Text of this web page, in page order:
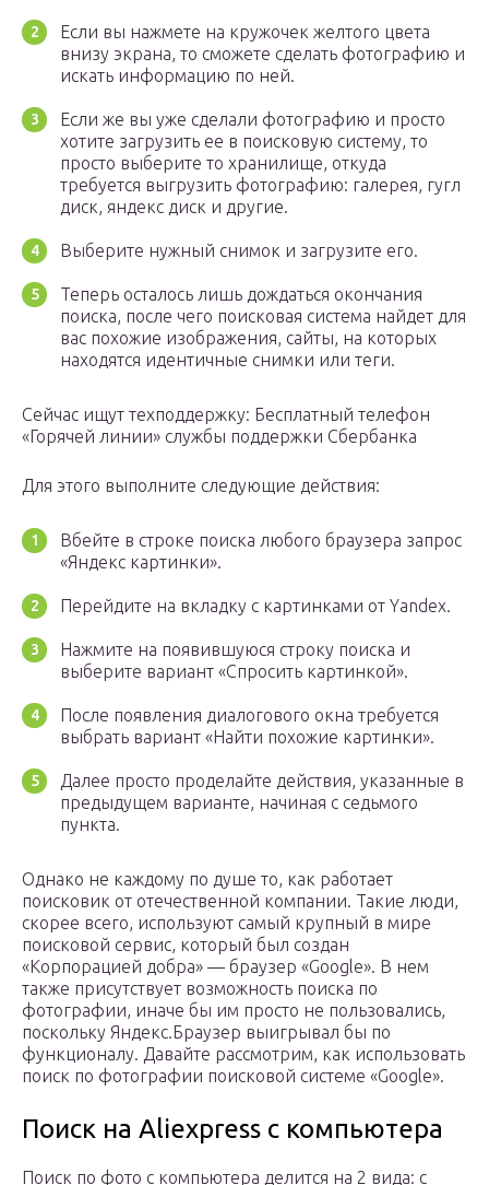
Если вы нажмете на кружочек желтого цвета
внизу экрана, то сможете сделать фотографию и
искать информацию по ней.
Если же вы уже сделали фотографию и просто
хотите загрузить ее в поисковую систему, то
просто выберите то хранилище, откуда
требуется выгрузить фотографию: галерея, гугл
диск, яндекс диск и другие.
Выберите нужный снимок и загрузите его.
Теперь осталось лишь дождаться окончания
поиска, после чего поисковая система найдет для
вас похожие изображения, сайты, на которых
находятся идентичные снимки или теги.
Сейчас ищут техподдержку: Бесплатный телефон
«Горячей линии» службы поддержки Сбербанка
Для этого выполните следующие действия:
Вбейте в строке поиска любого браузера запрос
«Яндекс картинки».
Перейдите на вкладку с картинками от Yandex.
Нажмите на появившуюся строку поиска и
выберите вариант «Спросить картинкой».
После появления диалогового окна требуется
выбрать вариант «Найти похожие картинки».
Далее просто проделайте действия, указанные в
предыдущем варианте, начиная с седьмого
пункта.
Однако не каждому по душе то, как работает
поисковик от отечественной компании. Такие люди,
скорее всего, используют самый крупный в мире
поисковой сервис, который был создан
«Корпорацией добра» — браузер «Google». В нем
также присутствует возможность поиска по
фотографии, иначе бы им просто не пользовались,
поскольку Яндекс.Браузер выигрывал бы по
функционалу. Давайте рассмотрим, как использовать
поиск по фотографии поисковой системе «Google».
Поиск на Aliexpress с компьютера
Поиск по фото с компьютера делится на 2 вида: с